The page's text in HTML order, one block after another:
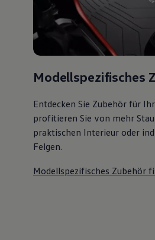
Modellspezifisches
Entdecken Sie Zubehör für
profitieren Sie von mehr
praktischen Interieur oder
Felgen.
Modellspezifisches Zubehör